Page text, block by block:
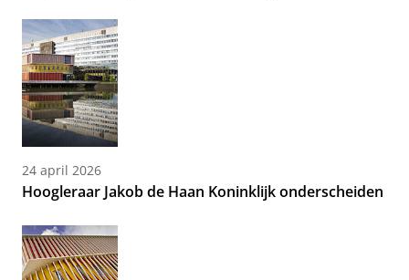
24 april 2026
Hoogleraar Jakob de Haan Koninklijk onderscheiden